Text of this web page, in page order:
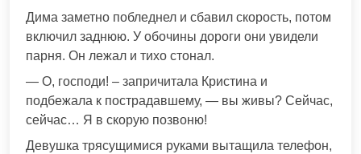
Дима заметно побледнел и сбавил скорость, потом
включил заднюю. У обочины дороги они увидели
парня. Он лежал и тихо стонал.
— О, господи! – запричитала Кристина и
подбежала к пострадавшему, — вы живы? Сейчас,
сейчас… Я в скорую позвоню!
Девушка трясущимися руками вытащила телефон,